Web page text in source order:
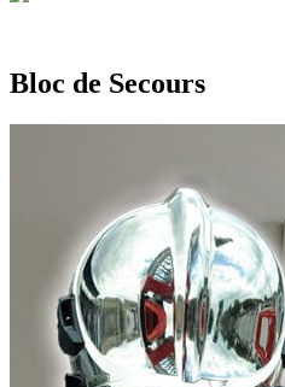
Bloc de Secours